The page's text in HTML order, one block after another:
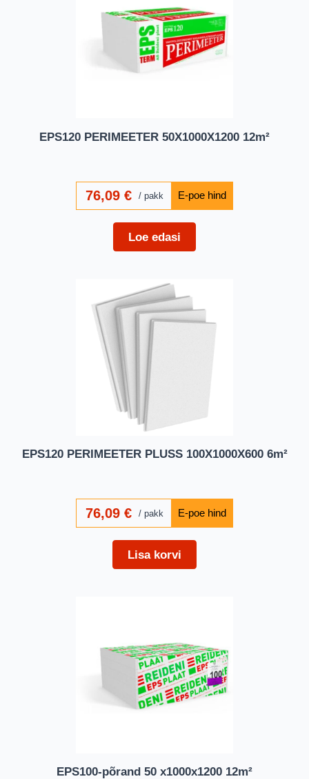
EPS120 PERIMEETER 50X1000X1200 12m²
76,09€ pakk
Loe edasi
EPS120 PERIMEETER PLUSS 100X1000X600 6m²
76,09€ pakk
Lisa korvi
EPS100-põrand 50 x1000x1200 12m²